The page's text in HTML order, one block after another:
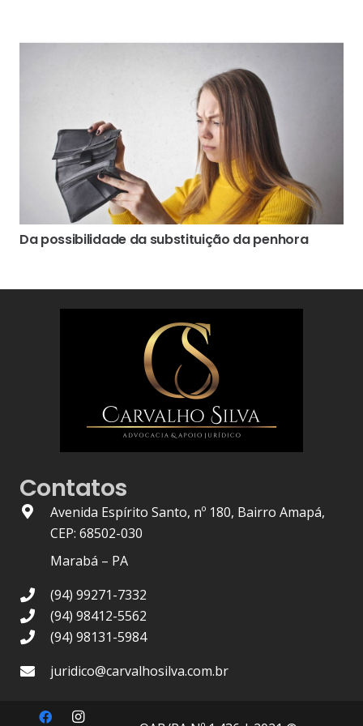
Da possibilidade da substituição da penhora
Contatos
Avenida Espírito Santo, nº 180, Bairro Amapá,
CEP: 68502-030
Marabá – PA
(94) 99271-7332
(94) 98412-5562
(94) 98131-5984
juridico@carvalhosilva.com.br